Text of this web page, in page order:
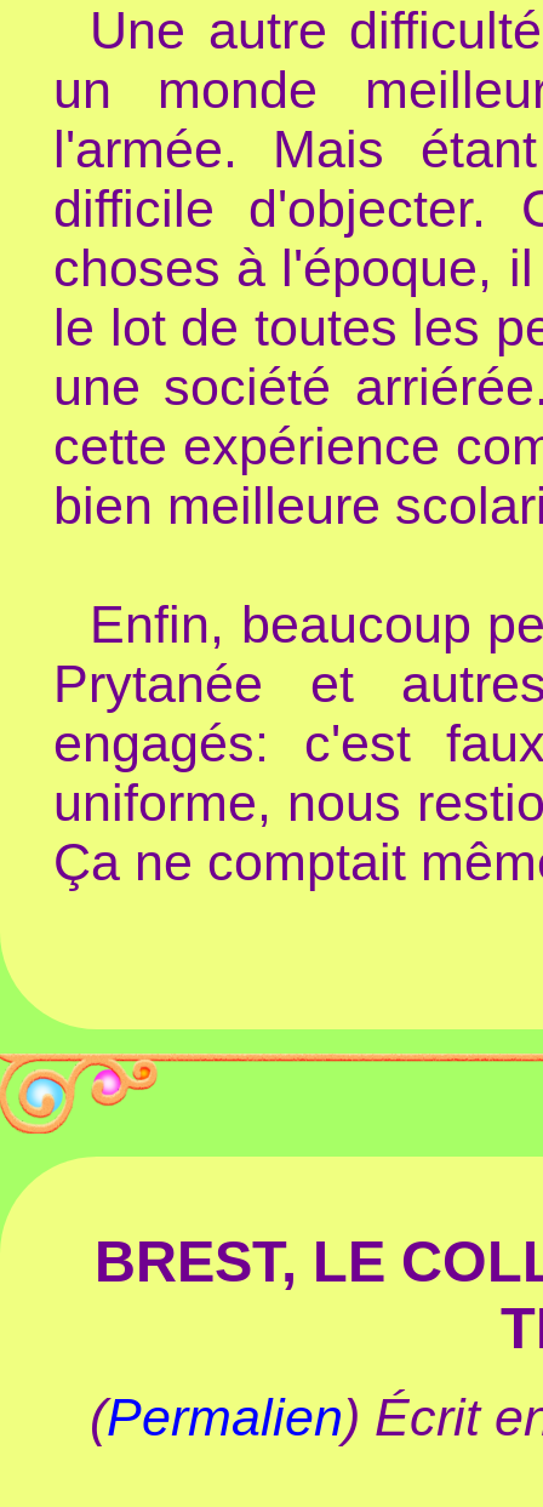
Une autre
un monde
l'armée. Mais
difficile d'objecter.
choses à l'époque,
le lot de toutes les
une société
cette expérience
bien meilleure
Enfin, beaucoup
Prytanée et
engagés: c'est
uniforme, nous
Ça ne comptait
BREST, LE
(Permalien) Écrit